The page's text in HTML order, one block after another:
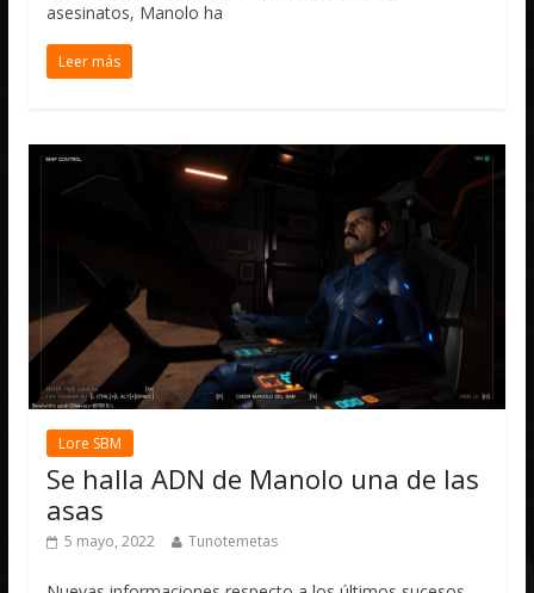
asesinatos, Manolo ha
Leer más
Lore SBM
Se halla ADN de Manolo una de las
asas
5 mayo, 2022 Tunotemetas